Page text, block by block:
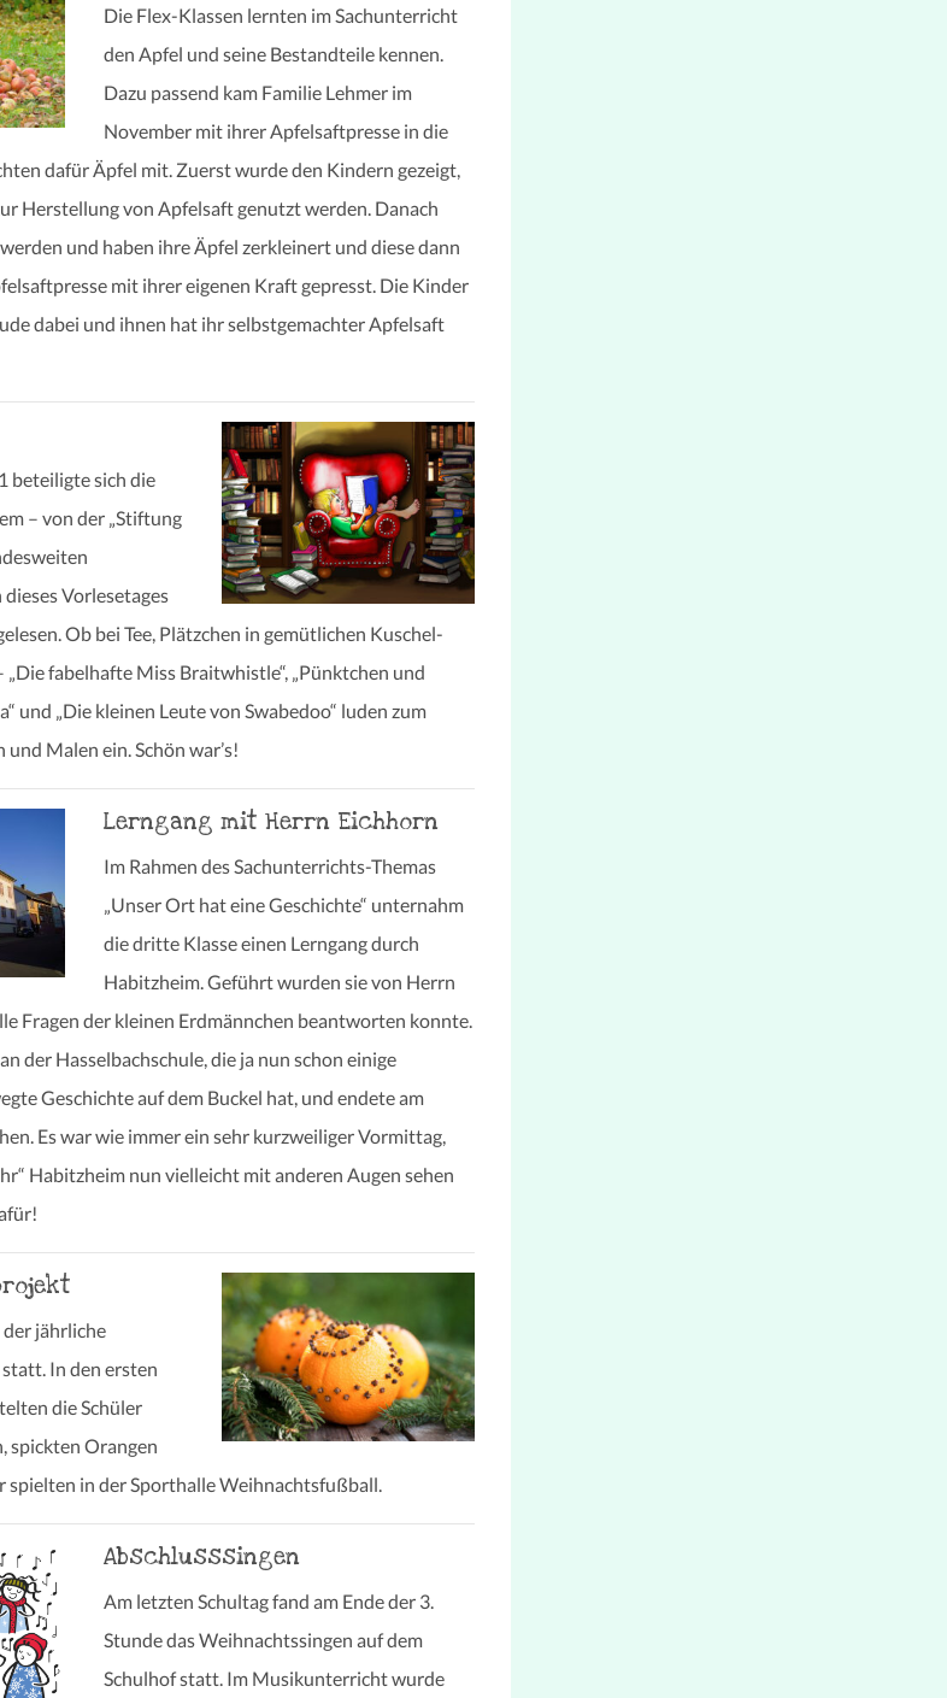
Die Flex-Klassen lernten im Sachunterricht
den Apfel und seine Bestandteile kennen.
Dazu passend kam Familie Lehmer im
November mit ihrer Apfelsaftpresse in die
dafür Äpfel mit. Zuerst wurde den Kindern gezeigt,
Herstellung von Apfelsaft genutzt werden. Danach
und haben ihre Äpfel zerkleinert und diese dann
mit ihrer eigenen Kraft gepresst. Die Kinder
dabei und ihnen hat ihr selbstgemachter Apfelsaft
beteiligte sich die
– von der „Stiftung
Vorlesetages
Ob bei Tee, Plätzchen in gemütlichen Kuschel-
„Die fabelhafte Miss Braitwhistle“, „Pünktchen und
und „Die kleinen Leute von Swabedoo“ luden zum
Malen ein. Schön war’s!
Lerngang mit Herrn Eichhorn
Im Rahmen des Sachunterrichts-Themas
„Unser Ort hat eine Geschichte“ unternahm
die dritte Klasse einen Lerngang durch
Habitzheim. Geführt wurden sie von Herrn
Fragen der kleinen Erdmännchen beantworten konnte.
der Hasselbachschule, die ja nun schon einige
Geschichte auf dem Buckel hat, und endete am
Es war wie immer ein sehr kurzweiliger Vormittag,
Habitzheim nun vielleicht mit anderen Augen sehen
der jährliche
In den ersten
die Schüler
spickten Orangen
spielten in der Sporthalle Weihnachtsfußball.
Abschlusssingen
Am letzten Schultag fand am Ende der 3.
Stunde das Weihnachtssingen auf dem
Schulhof statt. Im Musikunterricht wurde